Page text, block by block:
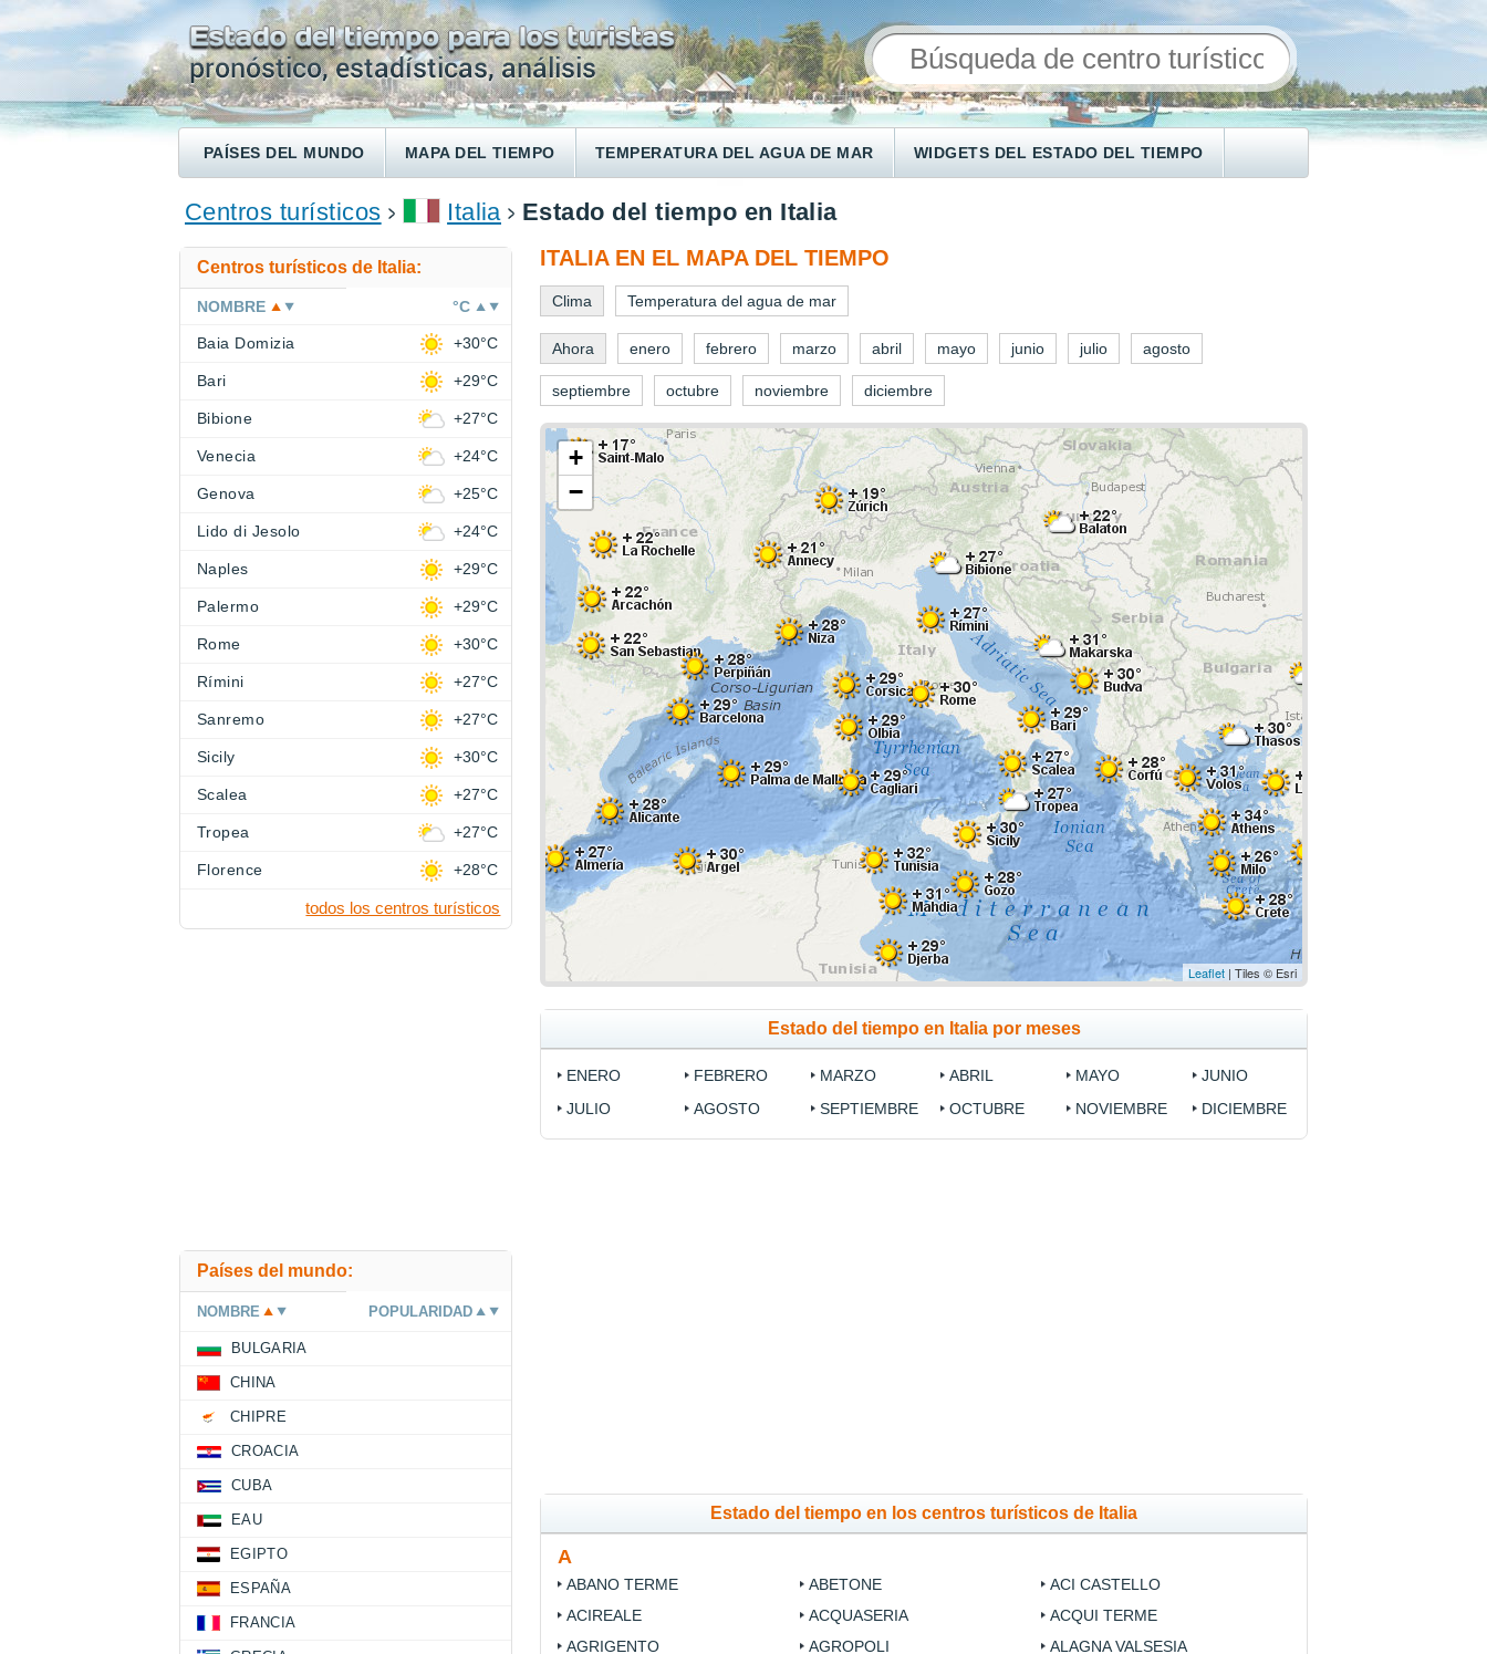
PAÍSES DEL MUNDO MAPA DEL TIEMPO TEMPERATURA DEL AGUA DE MAR WIDGETS DEL ESTADO DEL TIEMPO
ENCONTRAR UN HOTEL
Centros turísticos Italia Estado del tiempo en Italia
ITALIA EN EL MAPA DEL TIEMPO
Clima Temperatura del agua de mar
Ahora enero febrero marzo abril mayo junio julio agosto
septiembre octubre noviembre diciembre
+
−
Leaflet | Tiles © Esri
Estado del tiempo en Italia por meses
ENERO FEBRERO MARZO ABRIL MAYO
JUNIO
JULIO
AGOSTO SEPTIEMBRE OCTUBRE NOVIEMBRE DICIEMBRE
Estado del tiempo en los centros turísticos de Italia
A
ABANO TERME ABETONE
ACI CASTELLO
ACIREALE
ACQUASERIA
ACQUI TERME
AGRIGENTO
AGROPOLI
ALAGNA VALSESIA
Centros turísticos de Italia:
NOMBRE °C
Baia Domizia +30°C
Bari +29°C
Bibione +27°C
Venecia +24°C
Genova +25°C
Lido di Jesolo +24°C
Naples +29°C
Palermo +29°C
Rome +30°C
Rímini +27°C
Sanremo +27°C
Sicily +30°C
Scalea +27°C
Tropea +27°C
Florence +28°C
todos los centros turísticos
Países del mundo:
NOMBRE POPULARIDAD
BULGARIA
CHINA
CHIPRE
CROACIA
CUBA
EAU
EGIPTO
ESPAÑA
FRANCIA